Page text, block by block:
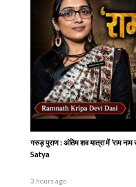
गरुड़ पुराण : अंतिम शव यात्रा में ‘राम
Satya
3 hours ago